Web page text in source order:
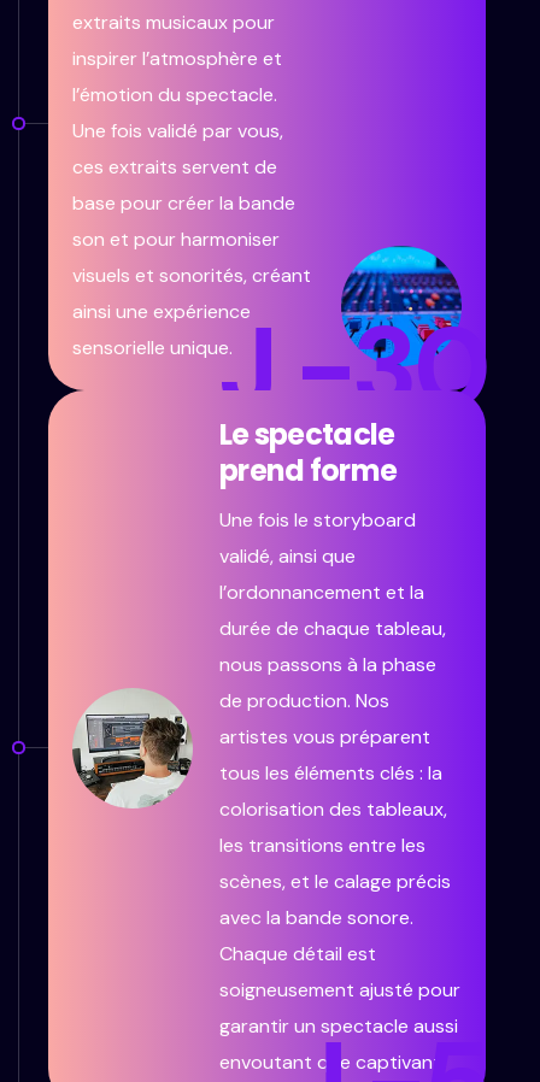
extraits musicaux pour
inspirer l’atmosphère et
l’émotion du spectacle.
Une fois validé par vous,
ces extraits servent de
base pour créer la bande
son et pour harmoniser
visuels et sonorités, créant
ainsi une expérience
sensorielle unique.J -30
Le spectacle
prend forme
Une fois le storyboard
validé, ainsi que
l’ordonnancement et la
durée de chaque tableau,
nous passons à la phase
de production. Nos
artistes vous préparent
tous les éléments clés : la
colorisation des tableaux,
les transitions entre les
scènes, et le calage précis
avec la bande sonore.
Chaque détail est
soigneusement ajusté pour
garantir un spectacle aussi
envoutant que captivant.